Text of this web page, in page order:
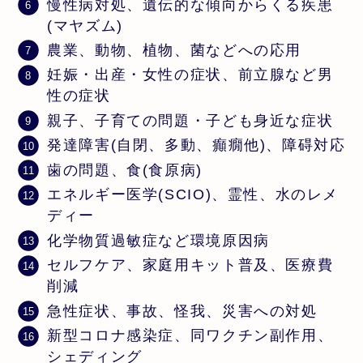
慢性病対処、遺伝的な傾向からくる疾患
(マヤズム)
農業、動物、植物、菌などへの応用
妊娠・出産・女性の症状、前立腺など男
性の症状
親子、子育ての問題・子ども身近な症状
発達障害(自閉、多動、癲癇他)、障碍対応
歯の問題、食(食原病)
エネルギー医学(SCIO)、霊性、水のレメ
ディー
化学物質過敏症など環境原因病
セルフケア、家庭用キット普及、医療費
削減
急性症状、事故、怪我、災害への対処
新型コロナ感染症、同ワクチン副作用、
シェディング